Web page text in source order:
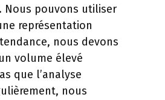
Nous pouvons utiliser
représentation
nous devons
volume élevé
que l’analyse
nous